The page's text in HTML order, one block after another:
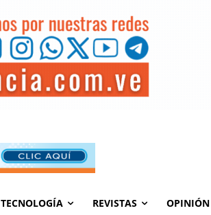
TECNOLOGÍA REVISTAS OPINIÓN